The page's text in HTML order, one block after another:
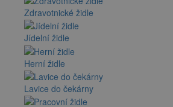
Zdravotnické židle
Jídelní židle
Herní židle
Lavice do čekárny